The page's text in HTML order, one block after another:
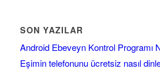
SON YAZILAR
Android Ebeveyn Kontrol Programı
Eşimin telefonunu ücretsiz nasıl